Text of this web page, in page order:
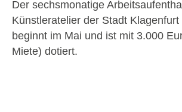
Der sechsmonatige
Künstleratelier der Stadt
beginnt im Mai und ist mit 3.000
Miete) dotiert.